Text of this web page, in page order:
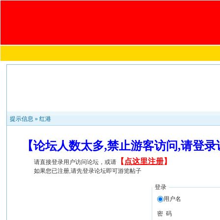
提示信息 »红港
【论坛人数太多,禁止游客访问,请登
请直接登录用户访问论坛，或请 【 点这里注册】
如果您已注册,请先登录论坛即可游览帖子
登录
用户名
密 码